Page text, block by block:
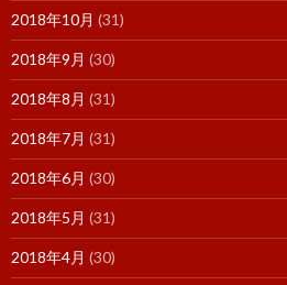
2018年10月 (31)
2018年9月 (30)
2018年8月 (31)
2018年7月 (31)
2018年6月 (30)
2018年5月 (31)
2018年4月 (30)